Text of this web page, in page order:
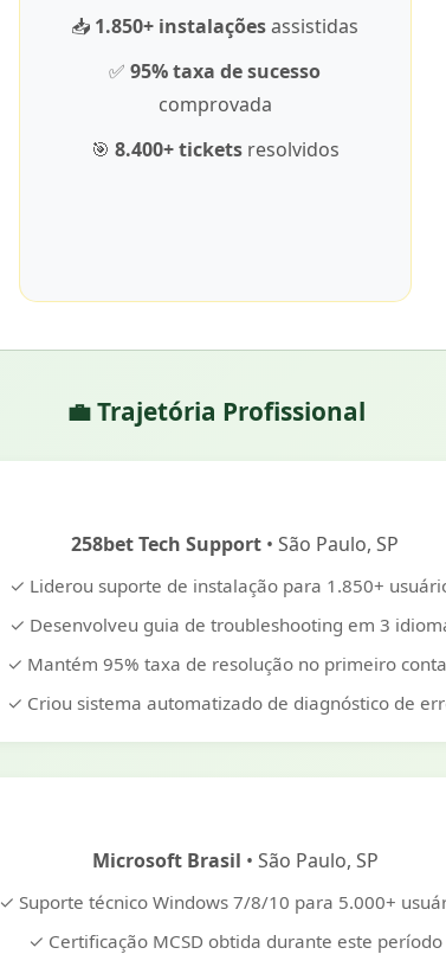
📥 1.850+ instalaçõesassistidas
✅95% taxa de sucesso
comprovada
🎯 8.400+ ticketsresolvidos
💼 Trajetória Profissional
258bet Tech Support • São Paulo, SP
✓ Liderou suporte de instalação para 1.850+
✓ Desenvolveu guia de troubleshooting em 3
✓ Mantém 95% taxa de resolução no primeiro
✓ Criou sistema automatizado de diagnóstico de
Microsoft Brasil • São Paulo, SP
✓ Suporte técnico Windows 7/8/10 para 5.000+
✓ Certificação MCSD obtida durante este período